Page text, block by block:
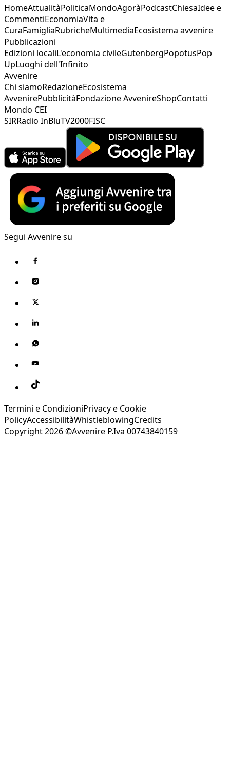
HomeAttualitàPoliticaMondoAgoràPodcastChiesaIdee e
CommentiEconomiaVita e
CuraFamigliaRubricheMultimediaEcosistema avvenire
Pubblicazioni
Edizioni localiL'economia civileGutenbergPopotusPop
UpLuoghi dell'Infinito
Avvenire
Chi siamoRedazioneEcosistema
AvvenirePubblicitàFondazione AvvenireShopContatti
Mondo CEI
SIRRadio InBluTV2000FISC
Segui Avvenire su
Termini e CondizioniPrivacy e Cookie
PolicyAccessibilitàWhistleblowingCredits
Copyright 2026 ©Avvenire P.Iva 00743840159